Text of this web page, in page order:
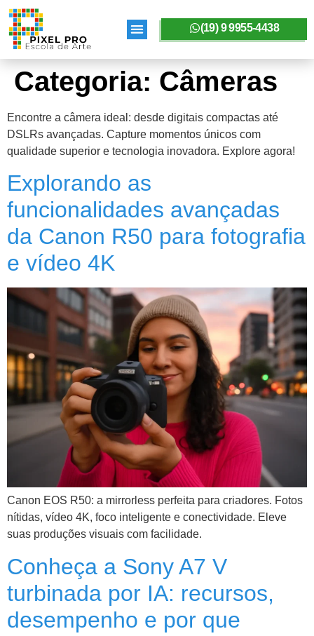
(19) 9 9955-4438
Categoria: Câmeras
Encontre a câmera ideal: desde digitais compactas até
DSLRs avançadas. Capture momentos únicos com
qualidade superior e tecnologia inovadora. Explore agora!
Explorando as
funcionalidades avançadas
da Canon R50 para fotografia
e vídeo 4K
Canon EOS R50: a mirrorless perfeita para criadores. Fotos
nítidas, vídeo 4K, foco inteligente e conectividade. Eleve
suas produções visuais com facilidade.
Conheça a Sony A7 V
turbinada por IA: recursos,
desempenho e por que